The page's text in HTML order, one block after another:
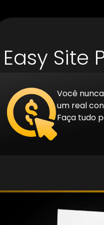
Site
Você
um real
Faça tudo